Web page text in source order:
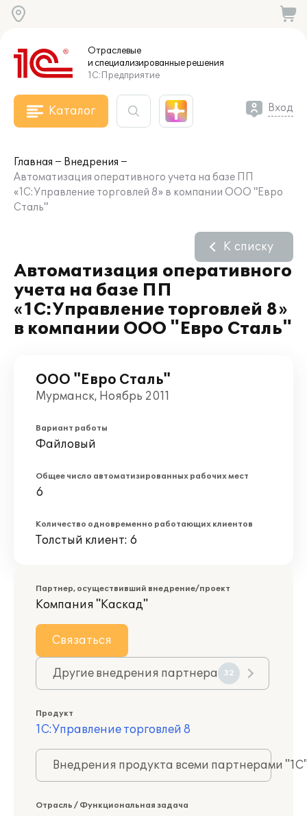
Отраслевые
и специализированныерешения
1С:Предприятие
Каталог Вход
Главная
Внедрения
Автоматизация оперативного учета на базе ПП
«1С:Управление торговлей 8» в компании ООО "Евро
Сталь"
Автоматизация оперативного
учета на базе ПП
«1С:Управление торговлей 8»
в компании ООО "Евро Сталь"
К списку
ООО "Евро Сталь"
Мурманск, Ноябрь 2011
Вариант работы
Файловый
Общее число автоматизированных рабочих мест
6
Количество одновременно работающих клиентов
Толстый клиент: 6
Партнер, осуществивший внедрение/проект
Компания "Каскад"
Связаться
Другие внедрения партнера 32
Продукт
1С:Управление торговлей 8
Внедрения продукта всеми партнерами
Отрасль / Функциональная задача